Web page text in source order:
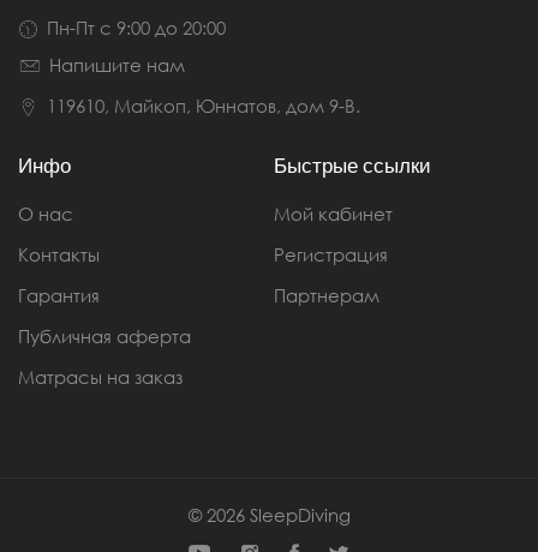
Пн-Пт с 9:00 до 20:00
Напишите нам
119610, Майкоп, Юннатов, дом 9-В.
Инфо
О нас
Контакты
Гарантия
Публичная аферта
Матрасы на заказ
Быстрые ссылки
Мой кабинет
Регистрация
Партнерам
© 2026 SleepDiving